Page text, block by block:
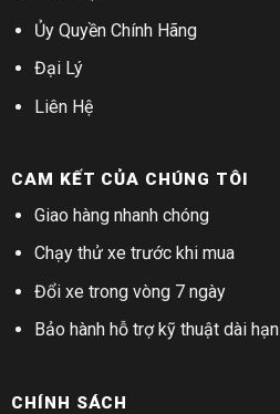
Ủy Quyền Chính Hãng
Đại Lý
Liên Hệ
CAM KẾT CỦA CHÚNG TÔI
Giao hàng nhanh chóng
Chạy thử xe trước khi mua
Đổi xe trong vòng 7 ngày
Bảo hành hỗ trợ kỹ thuật dài hạn
CHÍNH SÁCH